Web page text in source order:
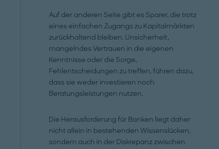
Auf der anderen Seite gibt es Sparer, die trotz
eines einfachen Zugangs zu Kapitalmärkten
zurückhaltend bleiben. Unsicherheit,
mangelndes Vertrauen in die eigenen
Kenntnisse oder die Sorge,
Fehlentscheidungen zu treffen, führen dazu,
dass sie weder investieren noch
Beratungsleistungen nutzen.
Die Herausforderung für Banken liegt daher
nicht allein in bestehenden Wissenslücken,
sondern auch in der Diskrepanz zwischen